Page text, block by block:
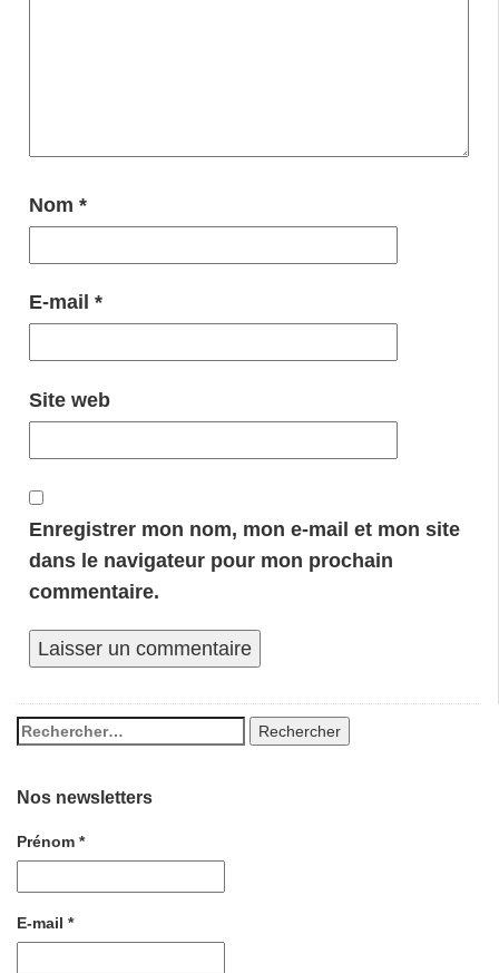
Nom *
E-mail *
Site web
Enregistrer mon nom, mon e-mail et mon site
dans le navigateur pour mon prochain
commentaire.
Nos newsletters
Prénom *
E-mail *